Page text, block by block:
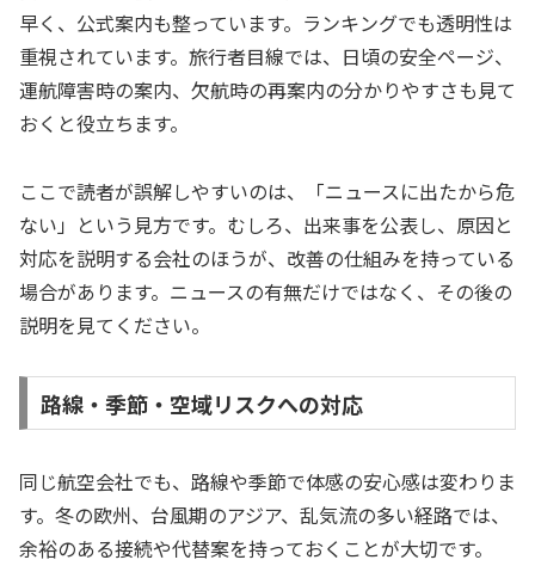
早く、公式案内も整っています。ランキングでも透明性は
重視されています。旅行者目線では、日頃の安全ページ、
運航障害時の案内、欠航時の再案内の分かりやすさも見て
おくと役立ちます。
ここで読者が誤解しやすいのは、「ニュースに出たから危
ない」という見方です。むしろ、出来事を公表し、原因と
対応を説明する会社のほうが、改善の仕組みを持っている
場合があります。ニュースの有無だけではなく、その後の
説明を見てください。
路線・季節・空域リスクへの対応
同じ航空会社でも、路線や季節で体感の安心感は変わりま
す。冬の欧州、台風期のアジア、乱気流の多い経路では、
余裕のある接続や代替案を持っておくことが大切です。